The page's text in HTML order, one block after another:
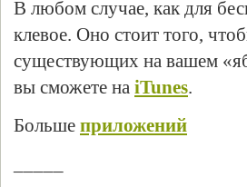
В любом случае, как для
клевое. Оно стоит того,
существующих на вашем
вы сможете на iTunes.
Больше приложений